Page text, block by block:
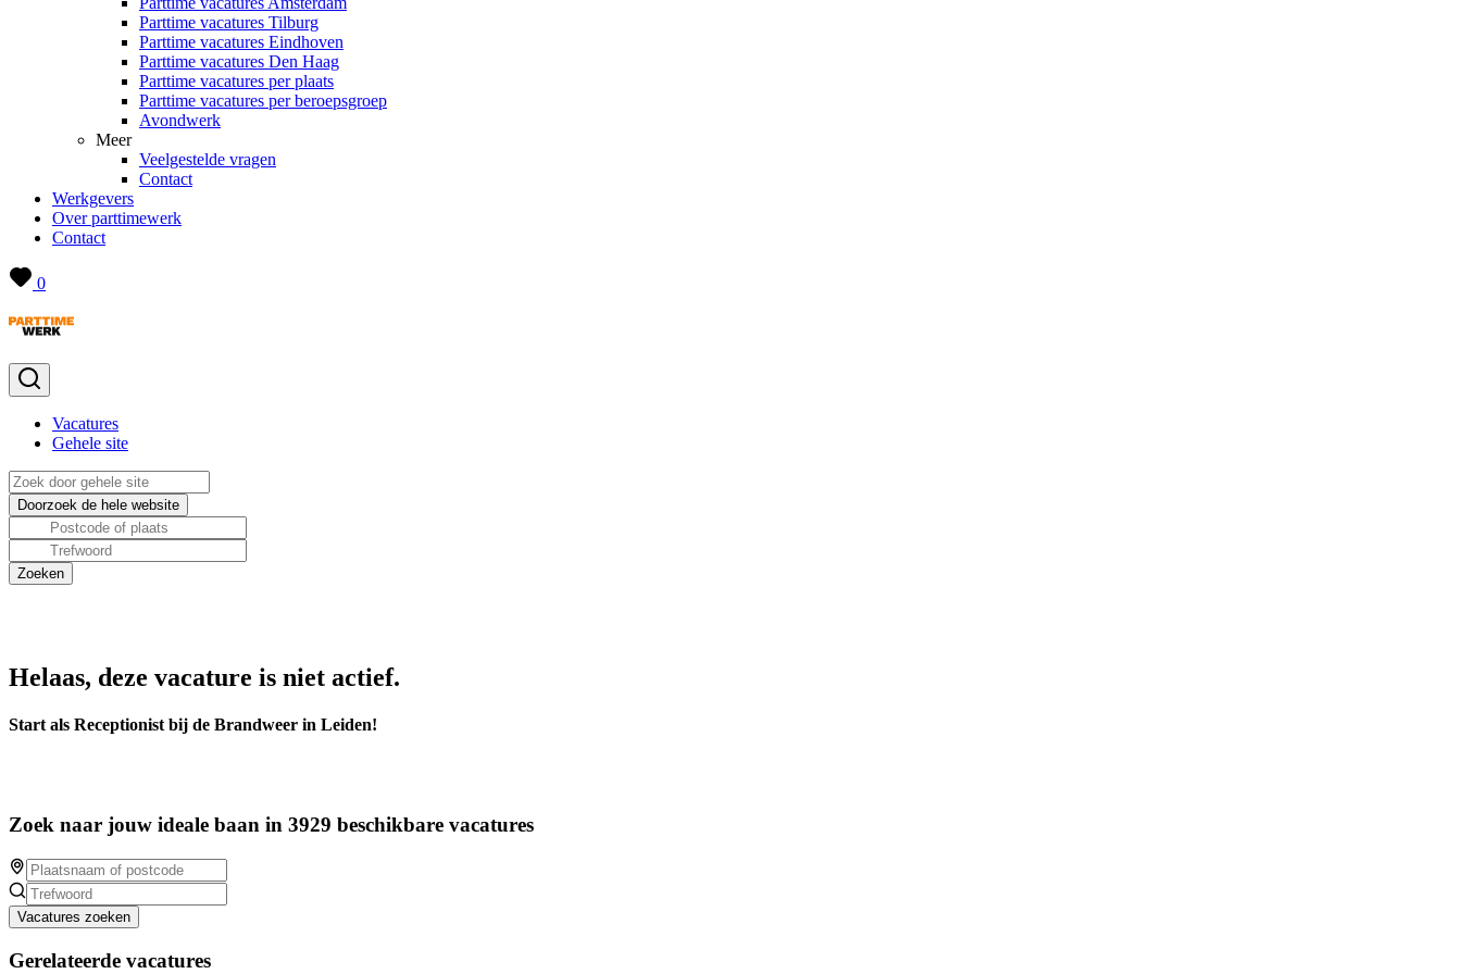
Parttime vacatures Tilburg
Parttime vacatures Eindhoven
Parttime vacatures Den Haag
Parttime vacatures per plaats
Parttime vacatures per beroepsgroep
Avondwerk
Meer
Veelgestelde vragen
Contact
Werkgevers
Over parttimewerk
Contact
0
Vacatures
Gehele site
Helaas, deze vacature is niet actief.
Start als Receptionist bij de Brandweer in Leiden!
Zoek naar jouw ideale baan in 3929 beschikbare vacatures
Vacatures zoeken
Gerelateerde vacatures